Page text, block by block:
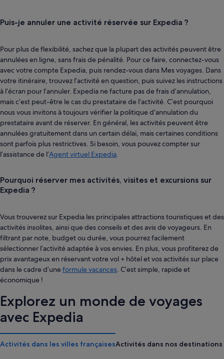
Puis-je annuler une activité réservée sur Expedia ?
Pour plus de flexibilité, sachez que la plupart des activités peuvent être
annulées en ligne, sans frais de pénalité. Pour ce faire, connectez-vous
avec votre compte Expedia, puis rendez-vous dans Mes voyages. Dans
votre itinéraire, trouvez l’activité en question, puis suivez les instructions
à l’écran pour l’annuler. Expedia ne facture pas de frais d’annulation,
mais c’est peut-être le cas du prestataire de l’activité. C’est pourquoi
nous vous invitons à toujours vérifier la politique d’annulation du
prestataire avant de réserver. En général, les activités peuvent être
annulées gratuitement dans un certain délai, mais certaines conditions
sont parfois plus restrictives. Si besoin, vous pouvez compter sur
l’assistance de l’Agent virtuel Expedia
Pourquoi réserver mes activités, visites et excursions sur
Expedia ?
Vous trouverez sur Expedia les principales attractions touristiques et des
activités insolites, ainsi que des conseils et des avis de voyageurs. En
filtrant par note, budget ou durée, vous pourrez facilement
sélectionner l’activité adaptée à vos envies. En plus, vous profiterez de
prix avantageux en réservant votre vol + hôtel et vos activités sur place
dans le cadre d’uneformule vacances . C’est simple, rapide et
économique !
Explorez un monde de voyages
avec Expedia
Activités dans les villes françaisesActivités dans nos